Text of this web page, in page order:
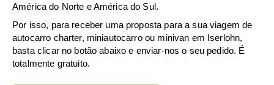
América do Norte e América do Sul.
Por isso, para receber uma proposta para a sua viagem de
autocarro charter, miniautocarro ou minivan em Iserlohn,
basta clicar no botão abaixo e enviar-nos o seu pedido. É
totalmente gratuito.